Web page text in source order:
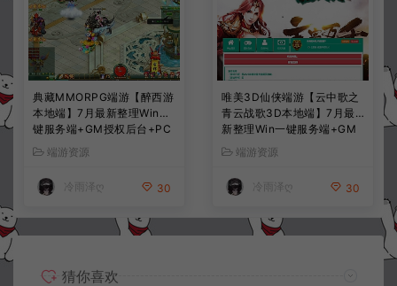
典藏MMORPG端游【醉西游
本地端】7月最新整理Win一
键服务端+GM授权后台+PC
客户端+详细搭建教程
端游资源
冷雨泽ღ 30
唯美3D仙侠端游【云中歌之
青云战歌3D本地端】7月最
新整理Win一键服务端+GM
工具+PC客户端+详细搭建教
程
端游资源
冷雨泽ღ 30
猜你喜欢